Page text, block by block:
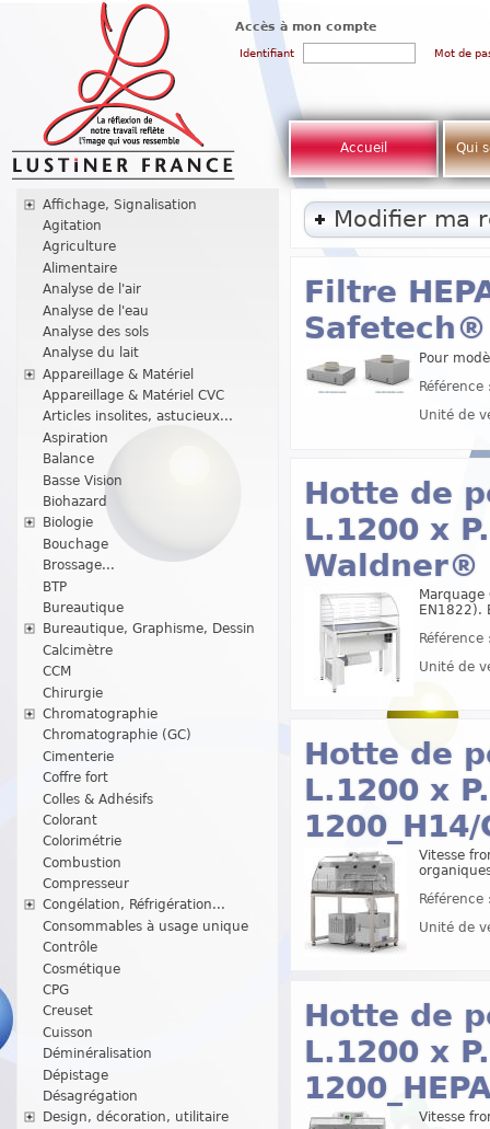
Accès à mon compte
Identifiant Mot de
Accueil Qui
Affichage, Signalisation
Agitation
Agriculture
Alimentaire
Analyse de l'air
Analyse de l'eau
Analyse des sols
Analyse du lait
Appareillage & Matériel
Appareillage & Matériel CVC
Articles insolites, astucieux...
Aspiration
Balance
Basse Vision
Biohazard
Biologie
Bouchage
Brossage...
BTP
Bureautique
Bureautique, Graphisme, Dessin
Calcimètre
CCM
Chirurgie
Chromatographie
Chromatographie (GC)
Cimenterie
Coffre fort
Colles & Adhésifs
Colorant
Colorimétrie
Combustion
Compresseur
Congélation, Réfrigération...
Consommables à usage unique
Contrôle
Cosmétique
CPG
Creuset
Cuisson
Déminéralisation
Dépistage
Désagrégation
Design, décoration, utilitaire
Modifier ma
Filtre
Safetech®
Pour
Unité de
Hotte de
L.1200 x
Waldner®
Marquage
EN1822).
Unité de
Hotte de
L.1200 x
Vitesse
Unité de
Hotte de
L.1200 x
Vitesse